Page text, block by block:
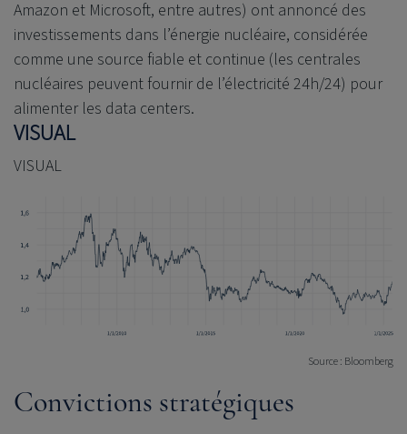
Amazon et Microsoft, entre autres) ont annoncé des
investissements dans l’énergie nucléaire, considérée
comme une source fiable et continue (les centrales
nucléaires peuvent fournir de l’électricité 24h/24) pour
alimenter les data centers.
VISUAL
VISUAL
Source : Bloomberg
Convictions stratégiques